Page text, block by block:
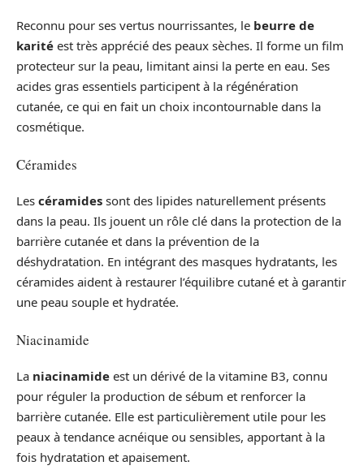
Reconnu pour ses vertus nourrissantes, le beurre de
karité est très apprécié des peaux sèches. Il forme un film
protecteur sur la peau, limitant ainsi la perte en eau. Ses
acides gras essentiels participent à la régénération
cutanée, ce qui en fait un choix incontournable dans la
cosmétique.
Céramides
Les céramides sont des lipides naturellement présents
dans la peau. Ils jouent un rôle clé dans la protection de la
barrière cutanée et dans la prévention de la
déshydratation. En intégrant des masques hydratants, les
céramides aident à restaurer l’équilibre cutané et à garantir
une peau souple et hydratée.
Niacinamide
La niacinamide est un dérivé de la vitamine B3, connu
pour réguler la production de sébum et renforcer la
barrière cutanée. Elle est particulièrement utile pour les
peaux à tendance acnéique ou sensibles, apportant à la
fois hydratation et apaisement.